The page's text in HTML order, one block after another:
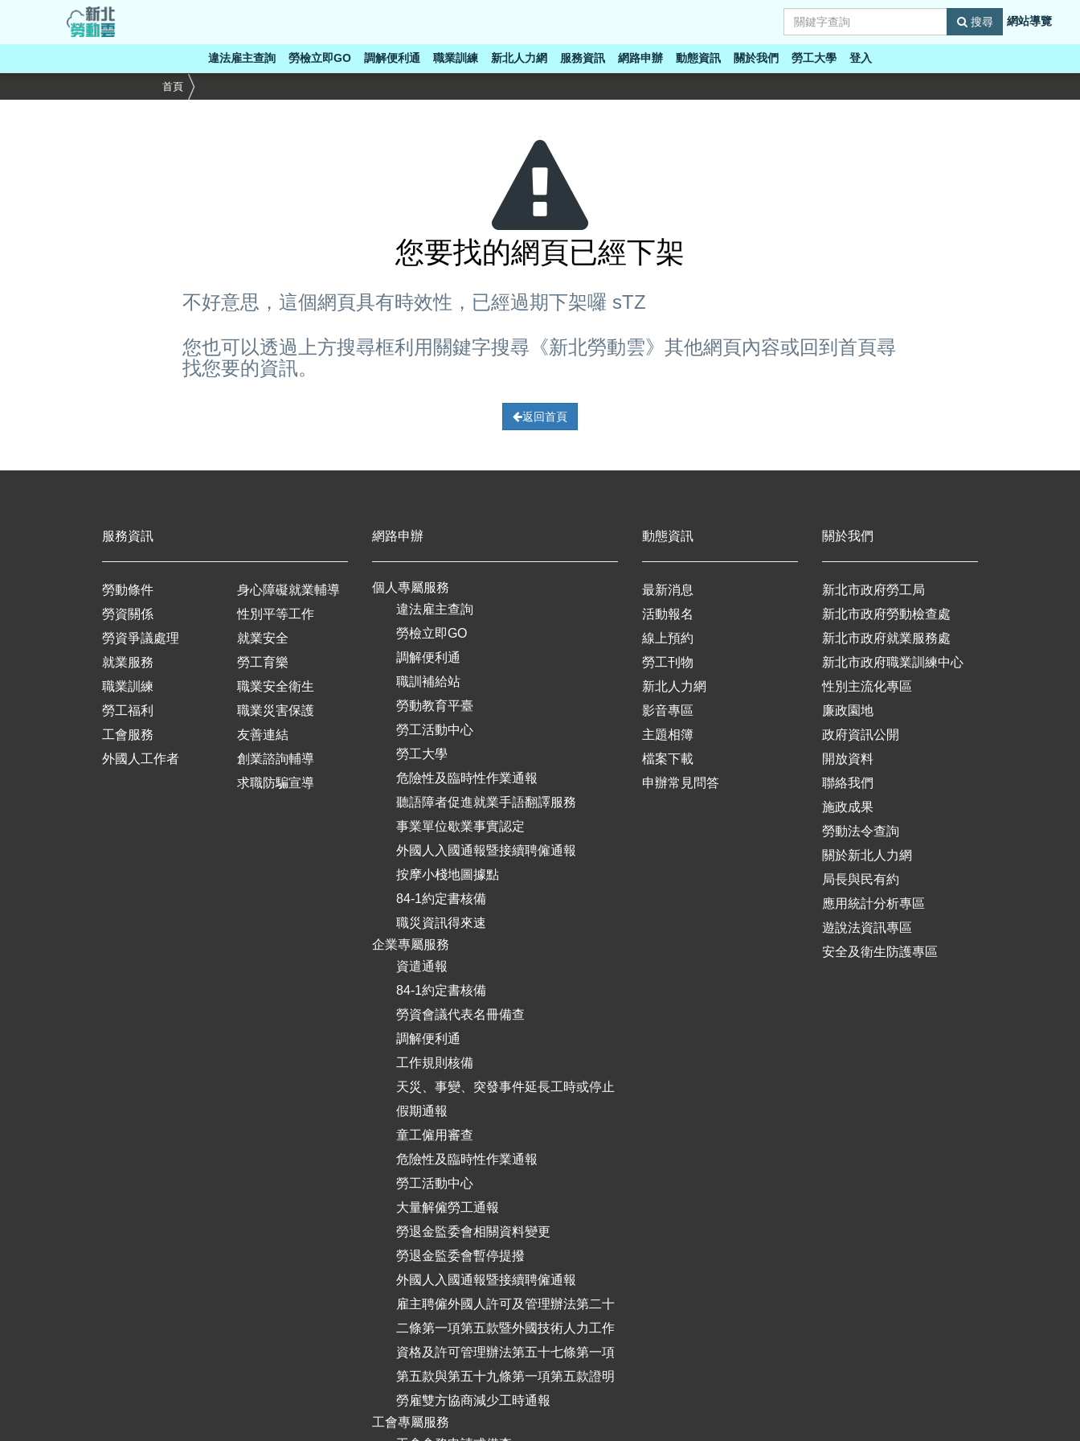
主
搜尋 網站導覽
違法雇主查詢 勞檢立即GO 調解便利通 職業訓練 新北人力網 服務資訊 網路申辦 動態資訊 關於我們 勞工大學 登入
首頁
您要找的網頁已經下架
不好意思，這個網頁具有時效性，已經過期下架囉 sTZ
您也可以透過上方搜尋框利用關鍵字搜尋《新北勞動雲》其他網頁內容或回到首頁尋
找您要的資訊。
返回首頁
服務資訊
勞動條件
勞資關係
勞資爭議處理
就業服務
職業訓練
勞工福利
工會服務
外國人工作者
身心障礙就業輔導
性別平等工作
就業安全
勞工育樂
職業安全衛生
職業災害保護
友善連結
創業諮詢輔導
求職防騙宣導
網路申辦
個人專屬服務
違法雇主查詢
勞檢立即GO
調解便利通
職訓補給站
勞動教育平臺
勞工活動中心
勞工大學
危險性及臨時性作業通報
聽語障者促進就業手語翻譯服務
事業單位歇業事實認定
外國人入國通報暨接續聘僱通報
按摩小棧地圖據點
84-1約定書核備
職災資訊得來速
企業專屬服務
資遣通報
84-1約定書核備
勞資會議代表名冊備查
調解便利通
工作規則核備
天災、事變、突發事件延長工時或停止
假期通報
童工僱用審查
危險性及臨時性作業通報
勞工活動中心
大量解僱勞工通報
勞退金監委會相關資料變更
勞退金監委會暫停提撥
外國人入國通報暨接續聘僱通報
雇主聘僱外國人許可及管理辦法第二十
二條第一項第五款暨外國技術人力工作
資格及許可管理辦法第五十七條第一項
第五款與第五十九條第一項第五款證明
勞雇雙方協商減少工時通報
工會專屬服務
動態資訊
最新消息
活動報名
線上預約
勞工刊物
新北人力網
影音專區
主題相簿
檔案下載
申辦常見問答
關於我們
新北市政府勞工局
新北市政府勞動檢查處
新北市政府就業服務處
新北市政府職業訓練中心
性別主流化專區
廉政園地
政府資訊公開
開放資料
聯絡我們
施政成果
勞動法令查詢
關於新北人力網
局長與民有約
應用統計分析專區
遊說法資訊專區
安全及衛生防護專區